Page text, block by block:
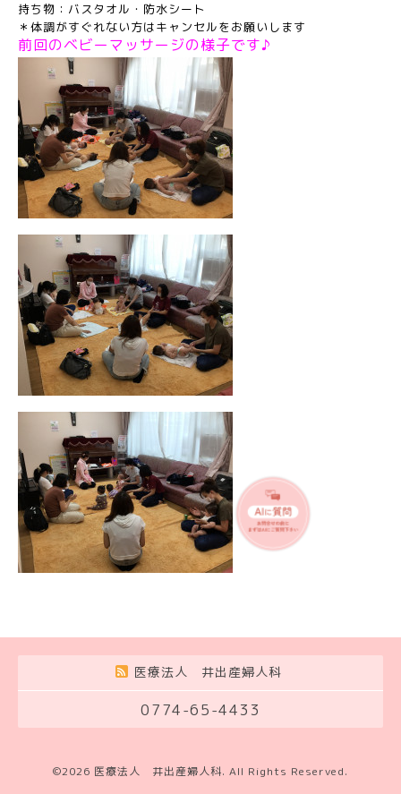
持ち物：バスタオル・防水シート
＊体調がすぐれない方はキャンセルをお願いします
前回のベビーマッサージの様子です♪
医療法人 井出産婦人科
0774-65-4433
©2026 医療法人 井出産婦人科. All Rights Reserved.